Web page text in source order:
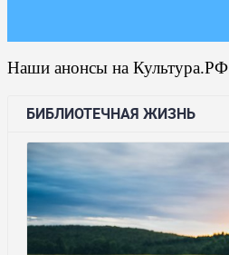
Наши анонсы на Культура.РФ